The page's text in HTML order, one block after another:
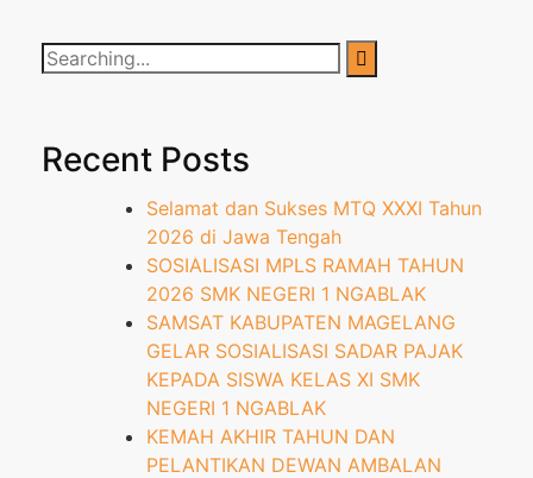
Recent Posts
Selamat dan Sukses MTQ XXXI Tahun
2026 di Jawa Tengah
SOSIALISASI MPLS RAMAH TAHUN
2026 SMK NEGERI 1 NGABLAK
SAMSAT KABUPATEN MAGELANG
GELAR SOSIALISASI SADAR PAJAK
KEPADA SISWA KELAS XI SMK
NEGERI 1 NGABLAK
KEMAH AKHIR TAHUN DAN
PELANTIKAN DEWAN AMBALAN